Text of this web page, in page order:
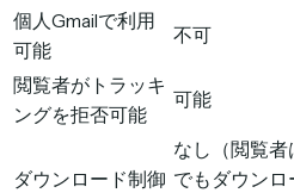
個人Gmailで利用
可能
不可
閲覧者がトラッキ
ングを拒否可能
可能
ダウンロード制御
なし（閲覧者
でもダウンロ